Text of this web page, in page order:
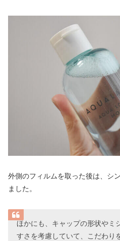
外側のフィルムを取った後は、シ
ました。
ほかにも、キャップの形状やミ
すさを考慮していて、こだわり